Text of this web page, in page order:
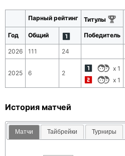
Парный рейтинг
Титулы
Год
Общий Победитель
2026 111 24
2025 6 2
x 1
x 1
История матчей
Матчи Тайбрейки Турниры